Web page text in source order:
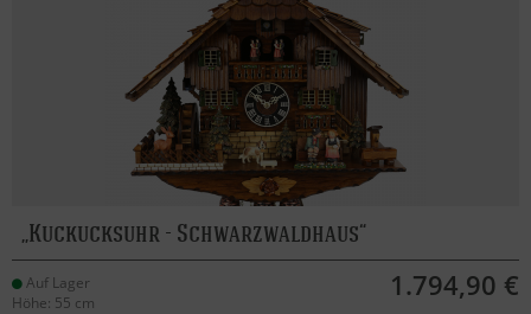
Kuckucksuhr - Schwarzwaldhaus
Auf Lager
Höhe: 55 cm
1.794,90 €